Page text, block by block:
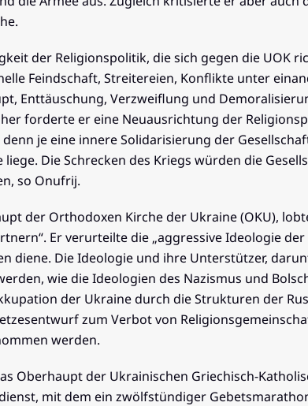
der Religionspolitik, die sich gegen die UOK
Feindschaft, Streitereien, Konflikte unter
Enttäuschung, Verzweiflung und
forderte er eine Neuausrichtung der
je eine innere Solidarisierung der
Die Schrecken des Kriegs würden die
so Onufrij.
der Orthodoxen Kirche der Ukraine (OKU),
Er verurteilte die „aggressive Ideologie der
diene. Die Ideologie und ihre Unterstützer,
wie die Ideologien des Nazismus und
der Ukraine durch die Strukturen der
zum Verbot von
werden.
Oberhaupt der Ukrainischen Griechisch-
mit dem ein zwölfstündiger